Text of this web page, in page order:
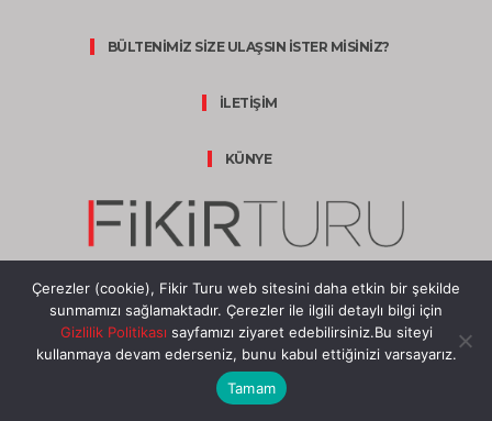
BÜLTENİMİZ SİZE ULAŞSIN İSTER MİSİNİZ?
İLETİŞİM
KÜNYE
BİR WOOMEDYA MARKASIDIR
Çerezler (cookie), Fikir Turu web sitesini daha etkin bir şekilde
sunmamızı sağlamaktadır. Çerezler ile ilgili detaylı bilgi için
Gizlilik Politikası sayfamızı ziyaret edebilirsiniz.Bu siteyi
kullanmaya devam ederseniz, bunu kabul ettiğinizi varsayarız.
Tamam